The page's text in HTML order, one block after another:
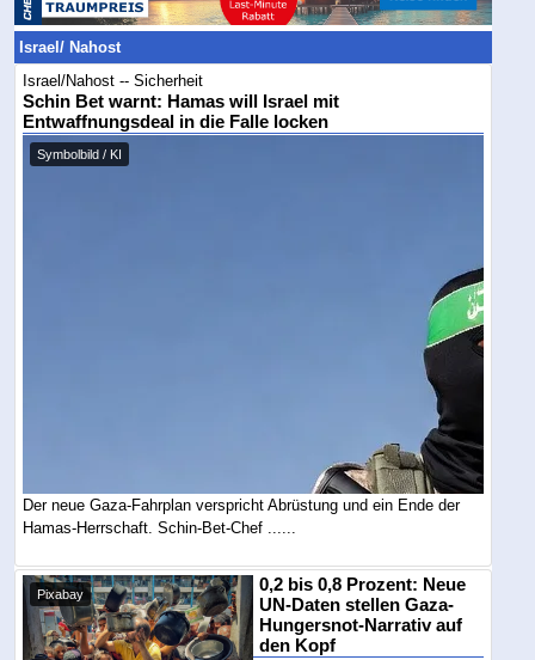
Israel/ Nahost
Israel/Nahost -- Sicherheit
Schin Bet warnt: Hamas will Israel mit
Entwaffnungsdeal in die Falle locken
Symbolbild / KI
Der neue Gaza-Fahrplan verspricht Abrüstung und ein Ende der
Hamas-Herrschaft. Schin-Bet-Chef ......
Pixabay
0,2 bis 0,8 Prozent: Neue
UN-Daten stellen Gaza-
Hungersnot-Narrativ auf
den Kopf